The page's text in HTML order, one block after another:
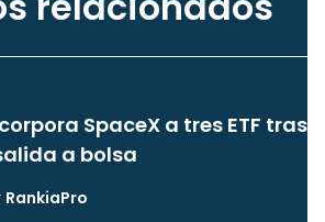
SpaceX a tres ETF tras
a bolsa
RankiaPro